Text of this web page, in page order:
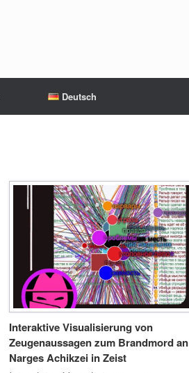
Deutsch
Interaktive Visualisierung von
Zeugenaussagen zum Brandmord an
Narges Achikzei in Zeist